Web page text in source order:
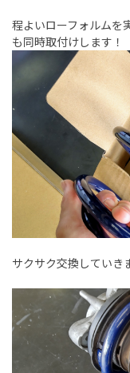
程よいローフォルムを
も同時取付けします！
サクサク交換していき